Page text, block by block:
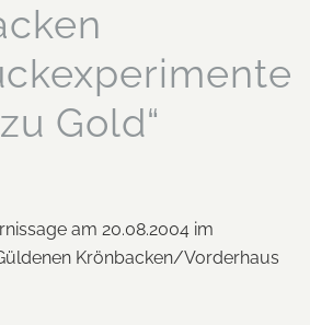
Gold“
am 20.08.2004 im
Krönbacken/Vorderhaus